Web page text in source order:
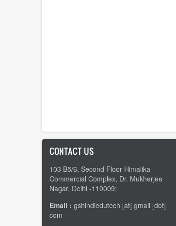
CONTACT US
103 B5/6, Second Floor Himalika
Commercial Complex, Dr. Mukherjee
Nagar, Delhi -110009;
Email : gshindiedutech [at] gmail [dot]
com